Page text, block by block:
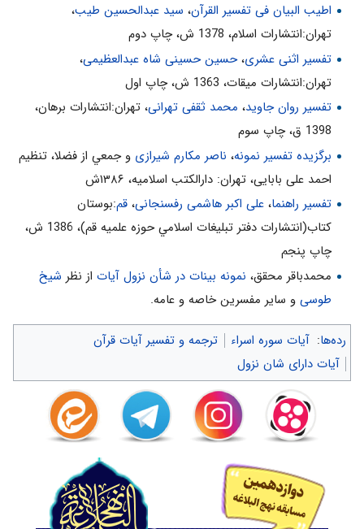
حَقَّهُ وَ الْمِسْكِينَ وَ ابْنَ السَّبِيلِ»
2- در انفاق، بايد اولويّت‌ها را در نظر گرفت. اوّل والدين، سپس فاميل،
بعداً فقرا و ابن‌السبيل. آتِ ذَا الْقُرْبى‌ ...
3- خويشاوندان، به گردن ما حقّ دارند وما منّتى بر آنان نداريم. «آتِ ذَا
الْقُرْبى‌ حَقَّهُ»
4- خويشاوندى، فقر و در راه ماندگى سبب پيدايش حقوق ويژه است.
«آتِ ذَا الْقُرْبى‌ حَقَّهُ وَ الْمِسْكِينَ وَ ابْنَ السَّبِيلِ»
5- در پرداخت حقّ خويشاوندان، فقر شرط نيست. «آتِ ذَا الْقُرْبى‌ حَقَّهُ وَ
الْمِسْكِينَ وَ ابْنَ السَّبِيلِ»
8- انسان در مصرف مال و ثروت خود به هر شكلى آزاد نيست. «وَ لا تُبَذِّرْ
تَبْذِيراً»
اطیب البیان فی تفسیر القرآن‌، سید عبدالحسین طیب،
تهران:انتشارات اسلام‌، 1378 ش‌، چاپ دوم‌
تفسیر اثنی عشری،حسین حسینی شاه عبدالعظیمی،
تهران:انتشارات ميقات، 1363 ش، چاپ اول
تفسیر روان جاوید، محمد ثقفی تهرانی، تهران:انتشارات برهان،
1398 ق، چاپ سوم
برگزیده تفسیر نمونه، ناصر مکارم شیرازی و جمعي از فضلا، تنظیم
احمد علی بابایی، تهران: دارالکتب اسلامیه، ۱۳۸۶ش
تفسیر راهنما، علی اکبر هاشمی رفسنجانی، قم:بوستان
كتاب(انتشارات دفتر تبليغات اسلامي حوزه علميه قم)، 1386 ش‌،
چاپ پنجم‌
محمدباقر محقق، نمونه بینات در شأن نزول آیاتاز نظر شیخ
طوسیو سایر مفسرین خاصه و عامه.
رده‌ها: آیات سوره اسراء
ترجمه و تفسیر آیات قرآن
آیات دارای شان نزول